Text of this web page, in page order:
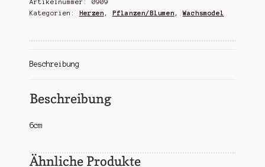
Artikelnummer: 0909
Kategorien: Herzen , Pflanzen/Blumen ,Wachsmodel
Beschreibung
Beschreibung
6cm
Ähnliche Produkte